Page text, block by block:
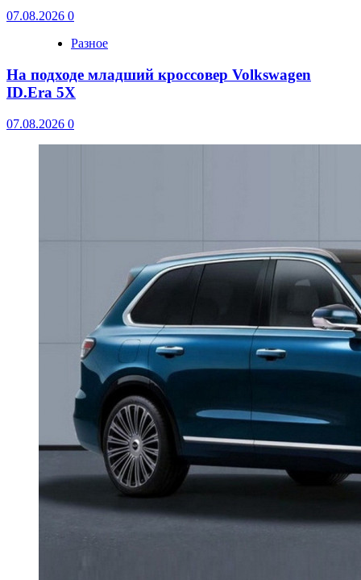
07.08.2026 0
Разное
На подходе младший кроссовер Volkswagen
ID.Era 5X
07.08.2026 0